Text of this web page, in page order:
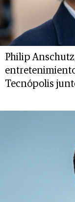
Philip
Tecnópolis